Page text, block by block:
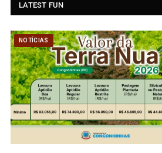
LATEST FUN
NOTÍCIAS